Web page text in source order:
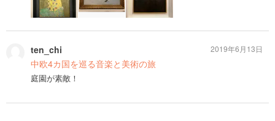
ten_chi
中欧4カ国を巡る音楽と美術の旅
庭園が素敵！
2019年6月13日